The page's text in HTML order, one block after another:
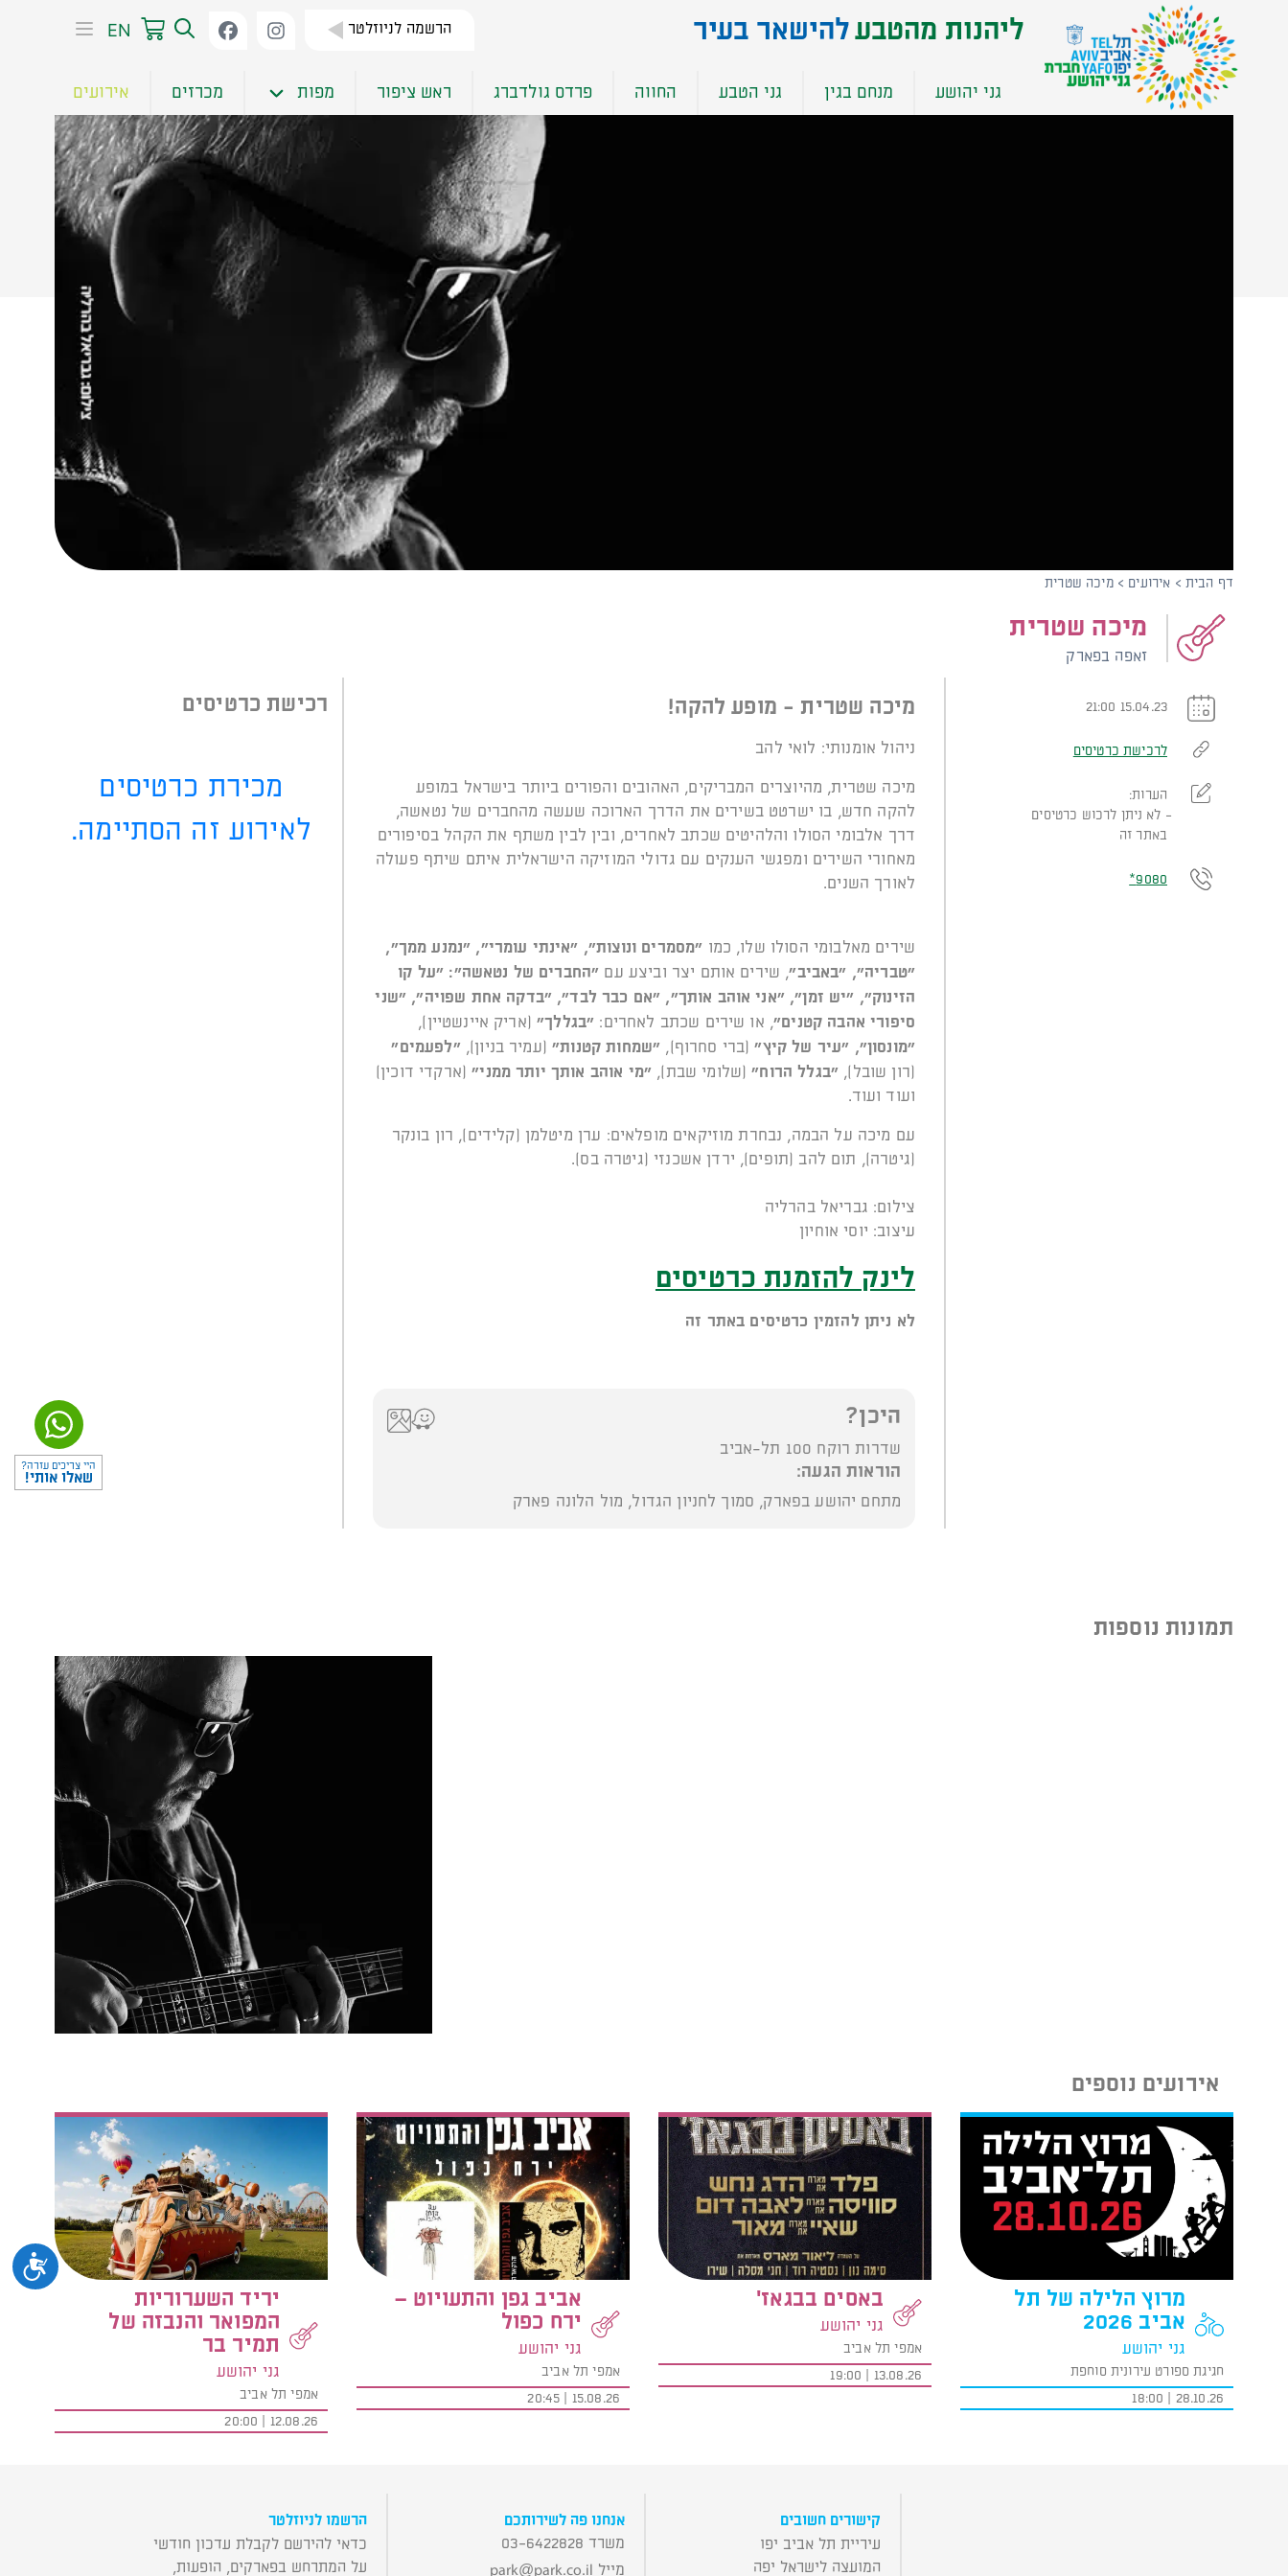
ליהנות מהטבע להישאר בעיר​ הרשמה לניוזלטר EN
גני יהושע מנחם בגין גני הטבע החווה פרדס גולדברג ראש ציפור מפות מכרזים אירועים
דף הבית > אירועים >מיכה שטרית
מיכה שטרית
זאפה בפארק
15.04.23 21:00
לרכישת כרטיסים
הערות:
לא ניתן לרכוש כרטיסים
באתר זה
9080*
מיכה שטרית - מופע להקה!
ניהול אומנותי: לואי להב
מיכה שטרית, מהיוצרים המבריקים, האהובים והפורים ביותר בישראל במופע
להקה חדש, בו ישרטט בשירים את הדרך הארוכה שעשה מהחברים של נטאשה,
דרך אלבומי הסולו והלהיטים שכתב לאחרים, ובין לבין משתף את הקהל בסיפורים
מאחורי השירים ומפגשי הענקים עם גדולי המוזיקה הישראלית איתם שיתף פעולה
לאורך השנים.
שירים מאלבומי הסולו שלו, כמו "מסמרים ונוצות", "אינתי עומרי", "נמנע ממך",
"טבריה", "באביב", שירים אותם יצר וביצע עם "החברים של נטאשה": "על קו
הזינוק", "יש זמן", "אני אוהב אותך", "אם כבר לבד", "בדקה אחת שפויה", "שני
סיפורי אהבה קטנים", או שירים שכתב לאחרים: "בגללך"(אריק איינשטיין),
"מונסון", "עיר של קיץ"(ברי סחרוף), "שמחות קטנות"(עמיר בניון),"לפעמים"
(רון שובל), "בגלל הרוח"(שלומי שבת), "מי אוהב אותך יותר ממני"(ארקדי דוכין)
ועוד ועוד.
עם מיכה על הבמה, נבחרת מוזיקאים מופלאים: ערן מיטלמן (קלידים), רון בונקר
(גיטרה), תום להב (תופים), ירדן אשכנזי (גיטרה בס).
צילום: גבריאל בהרליה
עיצוב: יוסי אוחיון
לינק להזמנת כרטיסים
לא ניתן להזמין כרטיסים באתר זה
היכן?
שדרות רוקח 100 תל-אביב
הוראות הגעה:
מתחם יהושע בפארק, סמוך לחניון הגדול, מול הלונה פארק
רכישת כרטיסים
מכירת כרטיסים
לאירוע זה הסתיימה.
תמונות נוספות
אירועים נוספים
מרוץ הלילה של תל
אביב 2026
גני יהושע
חגיגת ספורט עירונית סוחפת
28.10.26 | 18:00
באסים בבגאז'
גני יהושע
אמפי תל אביב
13.08.26 | 19:00
אביב גפן והתעויוט –
ירח כפול
גני יהושע
אמפי תל אביב
15.08.26 | 20:45
יריד השערוריות
המפואר והנבזה של
תמיר בר
גני יהושע
אמפי תל אביב
12.08.26 | 20:00
היי צריכים עזרה?
שאלו אותי!
קישורים חשובים
עיריית תל אביב יפו
המועצה לישראל יפה
אנחנו פה לשירותכם
משרד 03-6422828
מייל
park@park.co.il
הרשמו לניוזלטר
כדאי להירשם לקבלת עדכון חודשי
על המתרחש בפארקים, הופעות,